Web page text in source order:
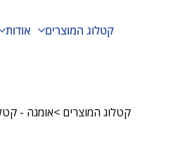
קטלוג המוצרים אודות
קטלוג המוצרים >אומגה -